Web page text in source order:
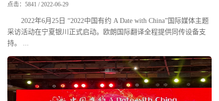
点击：5841 / 2022-06-29
2022年6月25日 “2022中国有约 A Date with China”国际媒体主题
采访活动在宁夏银川正式启动。欧朗国际翻译全程提供同传设备支
持。 ...